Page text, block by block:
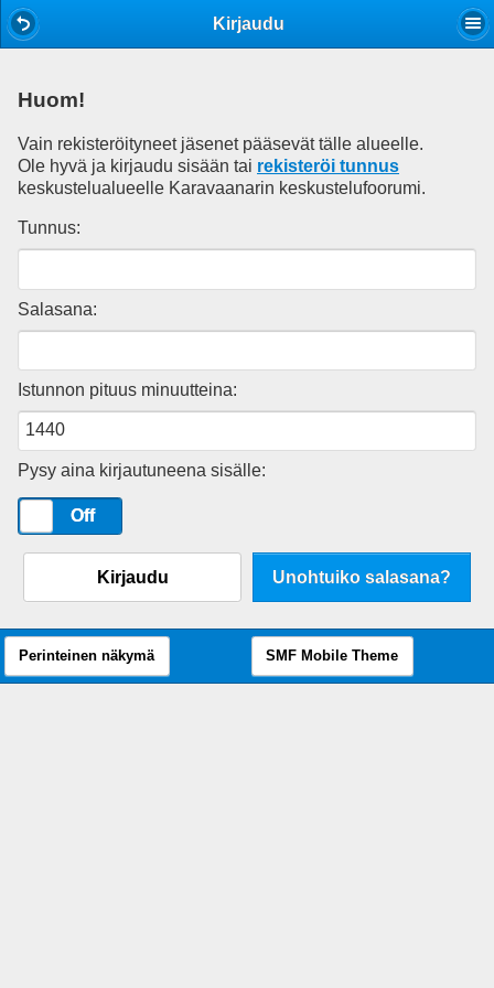
Kirjaudu
Huom!
Vain rekisteröityneet jäsenet pääsevät tälle alueelle.
Ole hyvä ja kirjaudu sisään tai rekisteröi tunnus
keskustelualueelle Karavaanarin keskustelufoorumi.
Tunnus:
Salasana:
Istunnon pituus minuutteina:
Pysy aina kirjautuneena sisälle:
Off
Kirjaudu Unohtuiko salasana?
Perinteinen näkymä SMF Mobile Theme